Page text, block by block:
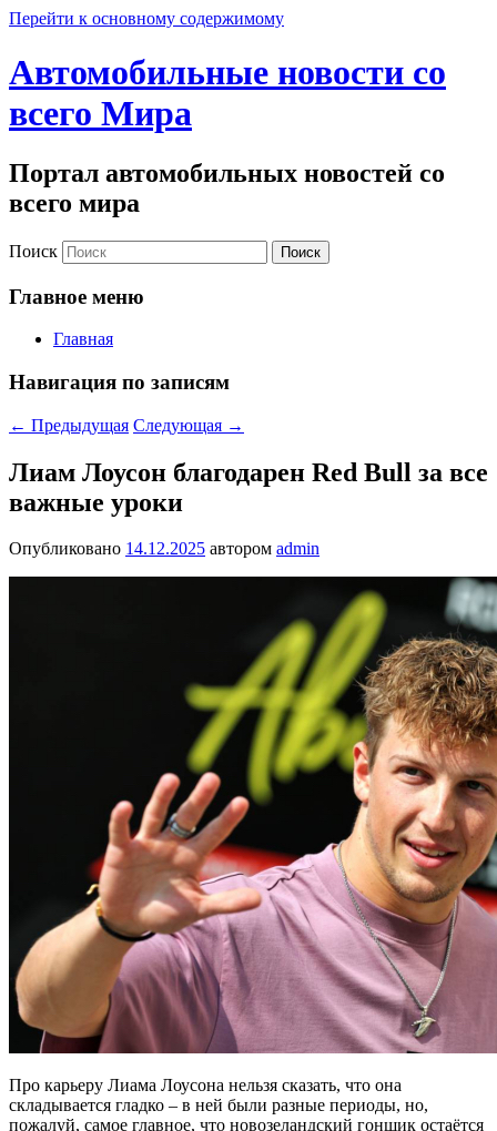
Перейти к основному содержимому
Автомобильные новости со
всего Мира
Портал автомобильных новостей со
всего мира
Поиск
Главное меню
Главная
Навигация по записям
← Предыдущая Следующая →
Лиам Лоусон благодарен Red Bull за все
важные уроки
Опубликовано 14.12.2025 автором admin
Про карьеру Лиама Лоусона нельзя сказать, что она
складывается гладко – в ней были разные периоды, но,
пожалуй, самое главное, что новозеландский гонщик остаётся